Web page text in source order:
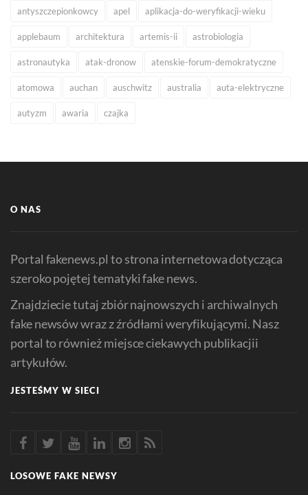
antyszczepionkowcy apel aplikacja-do-weryfikacji-wieku
applebaum architektura artemis-ii astrobiologia
astronautyka atak-dronow atenskie-forum-demokratyczne
atomowa auchan auschwitz australia auta-elektryczne
autyzm awaria czajka
O NAS
Portal fakenews.pl to strona internetowa dotycząca
szeroko pojętej tematyki fake news.
Znajdziecie tutaj zbiór najnowszych i archiwalnych
fake newsów wraz z źródłami weryfikującymi. Nasz
portal to również miejsce ciekawych publikacjii
artykułów.
JESTEŚMY W SIECI
LOSOWE FAKE NEWSY